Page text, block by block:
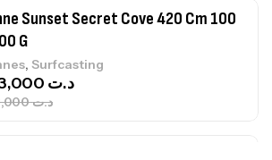
Jigging Sunset Massive Attack
120/250gr 30kg
,Jigging